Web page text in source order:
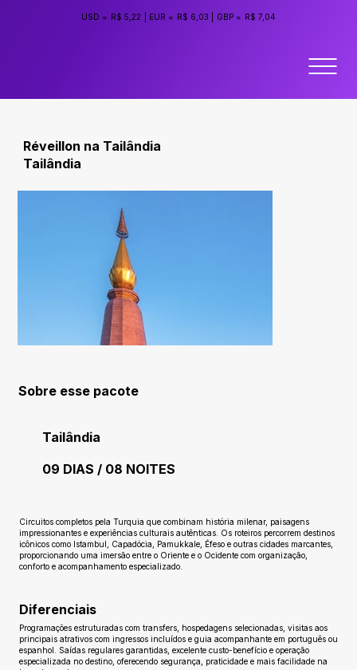
USD = R$ 5,22 EUR = R$ 6,03 GBP = R$ 7,04
Réveillon na Tailândia
Tailândia
Sobre esse pacote
Tailândia
09 DIAS / 08 NOITES
Circuitos completos pela Turquia que combinam história milenar, paisagens
impressionantes e experiências culturais autênticas. Os roteiros percorrem destinos
icônicos como Istambul, Capadócia, Pamukkale, Éfeso e outras cidades marcantes,
proporcionando uma imersão entre o Oriente e o Ocidente com organização,
conforto e acompanhamento especializado.
Diferenciais
Programações estruturadas com transfers, hospedagens selecionadas, visitas aos
principais atrativos com ingressos incluídos e guia acompanhante em português ou
espanhol. Saídas regulares garantidas, excelente custo-benefício e operação
especializada no destino, oferecendo segurança, praticidade e mais facilidade na